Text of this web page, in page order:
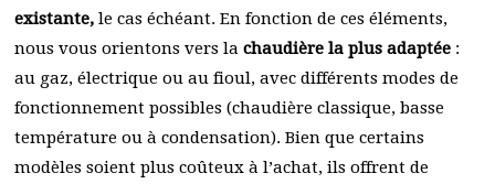
existante, le cas échéant. En fonction de ces éléments,
nous vous orientons vers la chaudière la plus adaptée :
au gaz, électrique ou au fioul, avec différents modes de
fonctionnement possibles (chaudière classique, basse
température ou à condensation). Bien que certains
modèles soient plus coûteux à l’achat, ils offrent de